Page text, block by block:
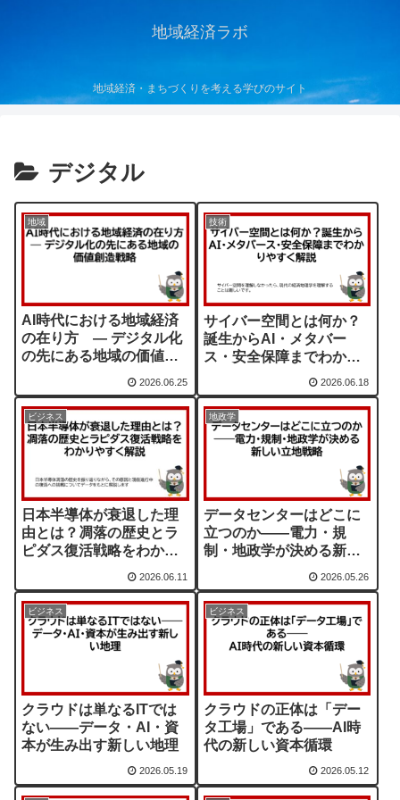
地域経済ラボ
地域経済・まちづくりを考える学びのサイト
デジタル
地域
AI時代における地域経済
の在り方 ― デジタル化
の先にある地域の価値創
2026.06.25
技術
サイバー空間とは何か？
誕生からAI・メタバー
ス・安全保障までわかり
2026.06.18
ビジネス
日本半導体が衰退した理
由とは？凋落の歴史とラ
ピダス復活戦略をわかり
2026.06.11
地政学
データセンターはどこに
立つのか――電力・規
制・地政学が決める新し
2026.05.26
ビジネス
クラウドは単なるITでは
ない――データ・AI・資
本が生み出す新しい地理
2026.05.19
ビジネス
クラウドの正体は「デー
タ工場」である――AI時
代の新しい資本循環
2026.05.12